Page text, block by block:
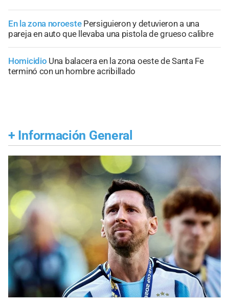
En la zona noroeste Persiguieron y detuvieron a una
pareja en auto que llevaba una pistola de grueso calibre
Homicidio Una balacera en la zona oeste de Santa Fe
terminó con un hombre acribillado
+ Información General